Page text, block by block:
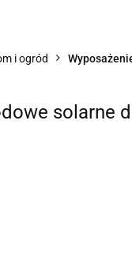
i ogród
solarne